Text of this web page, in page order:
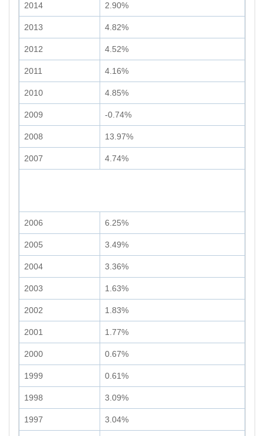
2014 2.90%
2013 4.82%
2012 4.52%
2011 4.16%
2010 4.85%
2009 -0.74%
2008 13.97%
2007 4.74%
2006 6.25%
2005 3.49%
2004 3.36%
2003 1.63%
2002 1.83%
2001 1.77%
2000 0.67%
1999 0.61%
1998 3.09%
1997 3.04%